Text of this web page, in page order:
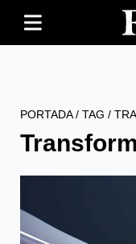
PORTADA/ TAG /